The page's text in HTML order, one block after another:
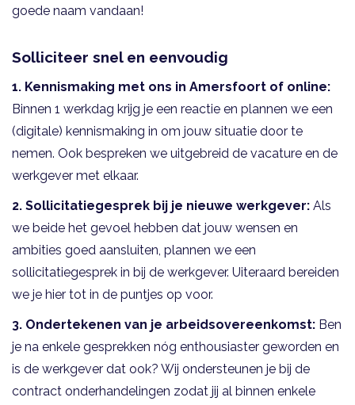
goede naam vandaan!
Solliciteer snel en eenvoudig
1. Kennismaking met ons in Amersfoort of online:
Binnen 1 werkdag krijg je een reactie en plannen we een
(digitale) kennismaking in om jouw situatie door te
nemen. Ook bespreken we uitgebreid de vacature en de
werkgever met elkaar.
2. Sollicitatiegesprek bij je nieuwe werkgever: Als
we beide het gevoel hebben dat jouw wensen en
ambities goed aansluiten, plannen we een
sollicitatiegesprek in bij de werkgever. Uiteraard bereiden
we je hier tot in de puntjes op voor.
3. Ondertekenen van je arbeidsovereenkomst: Ben
je na enkele gesprekken nóg enthousiaster geworden en
is de werkgever dat ook? Wij ondersteunen je bij de
contract onderhandelingen zodat jij al binnen enkele